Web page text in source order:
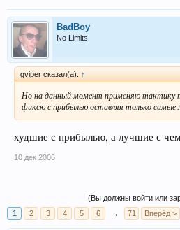
BadBoy
No Limits
gviper сказал(а): ↑
Но на данный момент применяю тактику
фиксю с прибылью оставляя только самые
худшие с прибылью, а лучшие с чем
10 дек 2006
(Вы должны войти или
1
2 3 4 5 6 → 71 Вперёд >